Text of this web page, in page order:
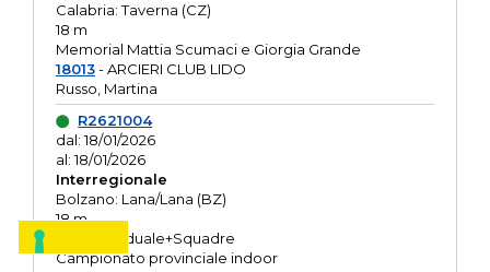
Calabria: Taverna (CZ)
18 m
Memorial Mattia Scumaci e Giorgia Grande
18013- ARCIERI CLUB LIDO
Russo, Martina
R2621004
dal: 18/01/2026
al: 18/01/2026
Interregionale
Bolzano: Lana/Lana (BZ)
18 m
O.R. Individuale+Squadre
Campionato provinciale indoor